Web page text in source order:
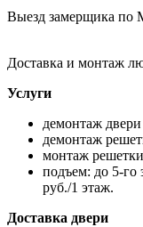
Выезд замерщика по
Доставка и монтаж
Услуги
демонтаж
демонтаж
монтаж
подъем: до 5-го
руб./1 этаж.
Доставка двери